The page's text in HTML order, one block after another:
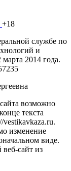
+18
службе по
и
2014 года.
возможно
текста
vestikavkaza.ru.
изменение
виде.
сайт из